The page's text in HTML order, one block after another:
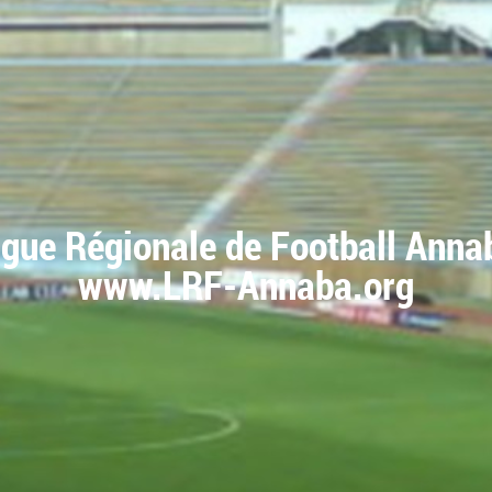
Régionale de Football
www.LRF-Annaba.org